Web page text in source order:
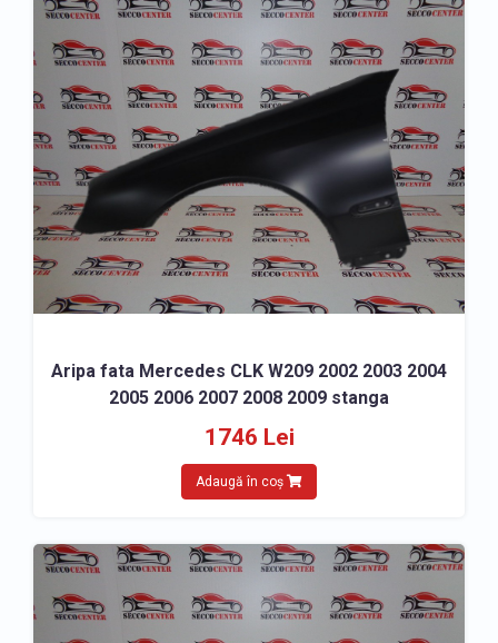
» Accesorii caroserie Mercedes CLK
Aripa fata Mercedes CLK W209 2002 2003 2004
2005 2006 2007 2008 2009 stanga
1746 Lei
Adaugă în coș